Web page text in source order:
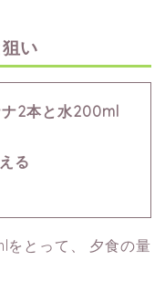
い
2本と水200ml
る
とって、
夕食の量